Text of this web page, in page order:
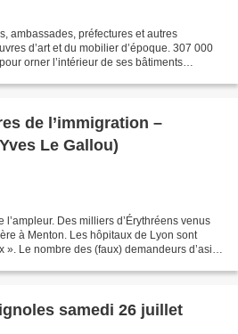
ambassades, préfectures et autres
d’art et du mobilier d’époque. 307 000
orner l’intérieur de ses bâtiments
de l’immigration –
Le Gallou)
Des milliers d’Érythréens venus
à Menton. Les hôpitaux de Lyon sont
». Le nombre des (faux) demandeurs d’asile
samedi 26 juillet